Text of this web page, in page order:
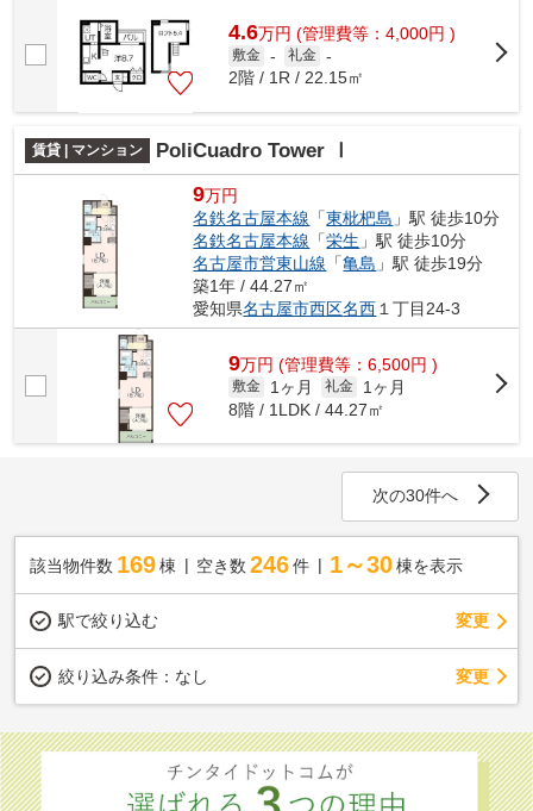
4.6万円 (管理費等：4,000円 )
敷金 - 礼金 -
2階 / 1R / 22.15㎡
賃貸 | マンション PoliCuadro Tower Ⅰ
9万円
名鉄名古屋本線 「東枇杷島 」駅 徒歩10分
名鉄名古屋本線 「栄生 」駅 徒歩10分
名古屋市営東山線 「亀島 」駅 徒歩19分
築1年 / 44.27㎡
愛知県名古屋市西区名西 １丁目24-3
9万円 (管理費等：6,500円 )
敷金 1ヶ月 礼金
1ヶ月
8階 / 1LDK / 44.27㎡
次の30件へ
該当物件数 169棟 空き数 246 件 1～30 棟を表示
駅で絞り込む 変更
絞り込み条件： なし 変更